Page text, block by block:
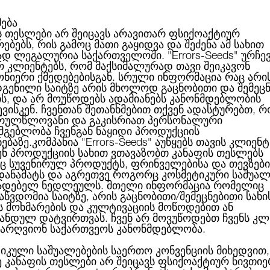
ABOUT US CATEGORIES ᲑᲠᲔᲜᲓᲔᲑᲘ ᲑᲚᲝᲒᲘ
თესლები არ შეიცავს არავითარ ფსიქოაქტიურ
რის გამოც მათი გაყიდვა და შეძენა ამ სახით
ლეგალურია საქართველოში. "Errors-Seeds"
კლიენტებს, რომ მაქსიმალურად თავი შეიკავონ
ქმედებებისგან. სრული ინფორმაცია რაც
საიტზე არის მხოლოდ გაცნობითი და
და არ მოუწოდებს ადამიანებს კანონმდებლობის
ჩვენთან შეთანხმებით თქვენ ადასტურებთ,
და გაკისრიათ პერსონალური
ჩვენგან ნაყიდი პროდუქციის
"Errors-Seeds" აუწყებს თავის
პროდუქციის სახით ვთავაზობთ კანაფის თესლებს
სუვენირულ პროდუქტს, ფრინველებისა და
და აგრეთვე როგორც კოსმეტიკური
ნედლეულს. მთელი ინფორმაცია რომელიც
საიტზე, არის გაცნობითი/შემეცნებითი
მოხმარების და კულტივაციის მოწოდებით ან
დატვირთვას. ჩვენ არ მოვუწოდებთ ჩვენს
საქართვეოს კანონმდებლობა.
საშუალებების საერთო კონვენციის მიხედვით,
კანაფის თესლები არ შეიცავს ფსიქოაქტიურ
პოლიტიკა
პოლიტიკა (შემდგომში კონფიდენციალურობის
კონფიდენციალურობის პოლიტიკის ტექსტს, შეუძლია
შემდეგი ტერმინები:
თანამშრომლები, რომლებიც მართავენ საიტს, მისი
(ან) დამუშავებას, აგრეთვე განსაზღვრავენ პერსონალურ